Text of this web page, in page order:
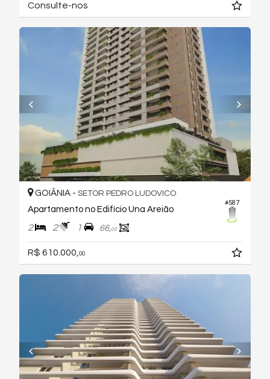
Consulte-nos
#587
GOIÂNIA - SETOR PEDRO LUDOVICO
Apartamento no Edifício Una Areião
2 2 1 66,00
R$ 610.000, 00